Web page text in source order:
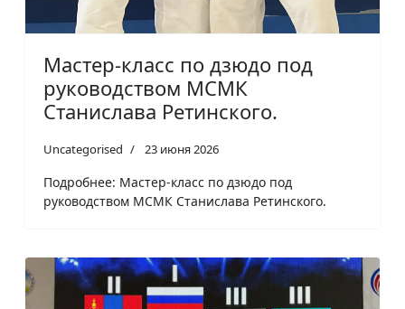
Мастер-класс по дзюдо под
руководством МСМК
Станислава Ретинского.
Uncategorised 23 июня 2026
Подробнее: Мастер-класс по дзюдо под
руководством МСМК Станислава Ретинского.